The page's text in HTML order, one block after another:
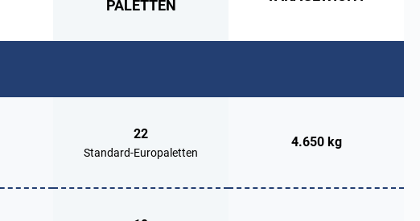
PALETTEN
22
Standard-Europaletten
4.650 kg